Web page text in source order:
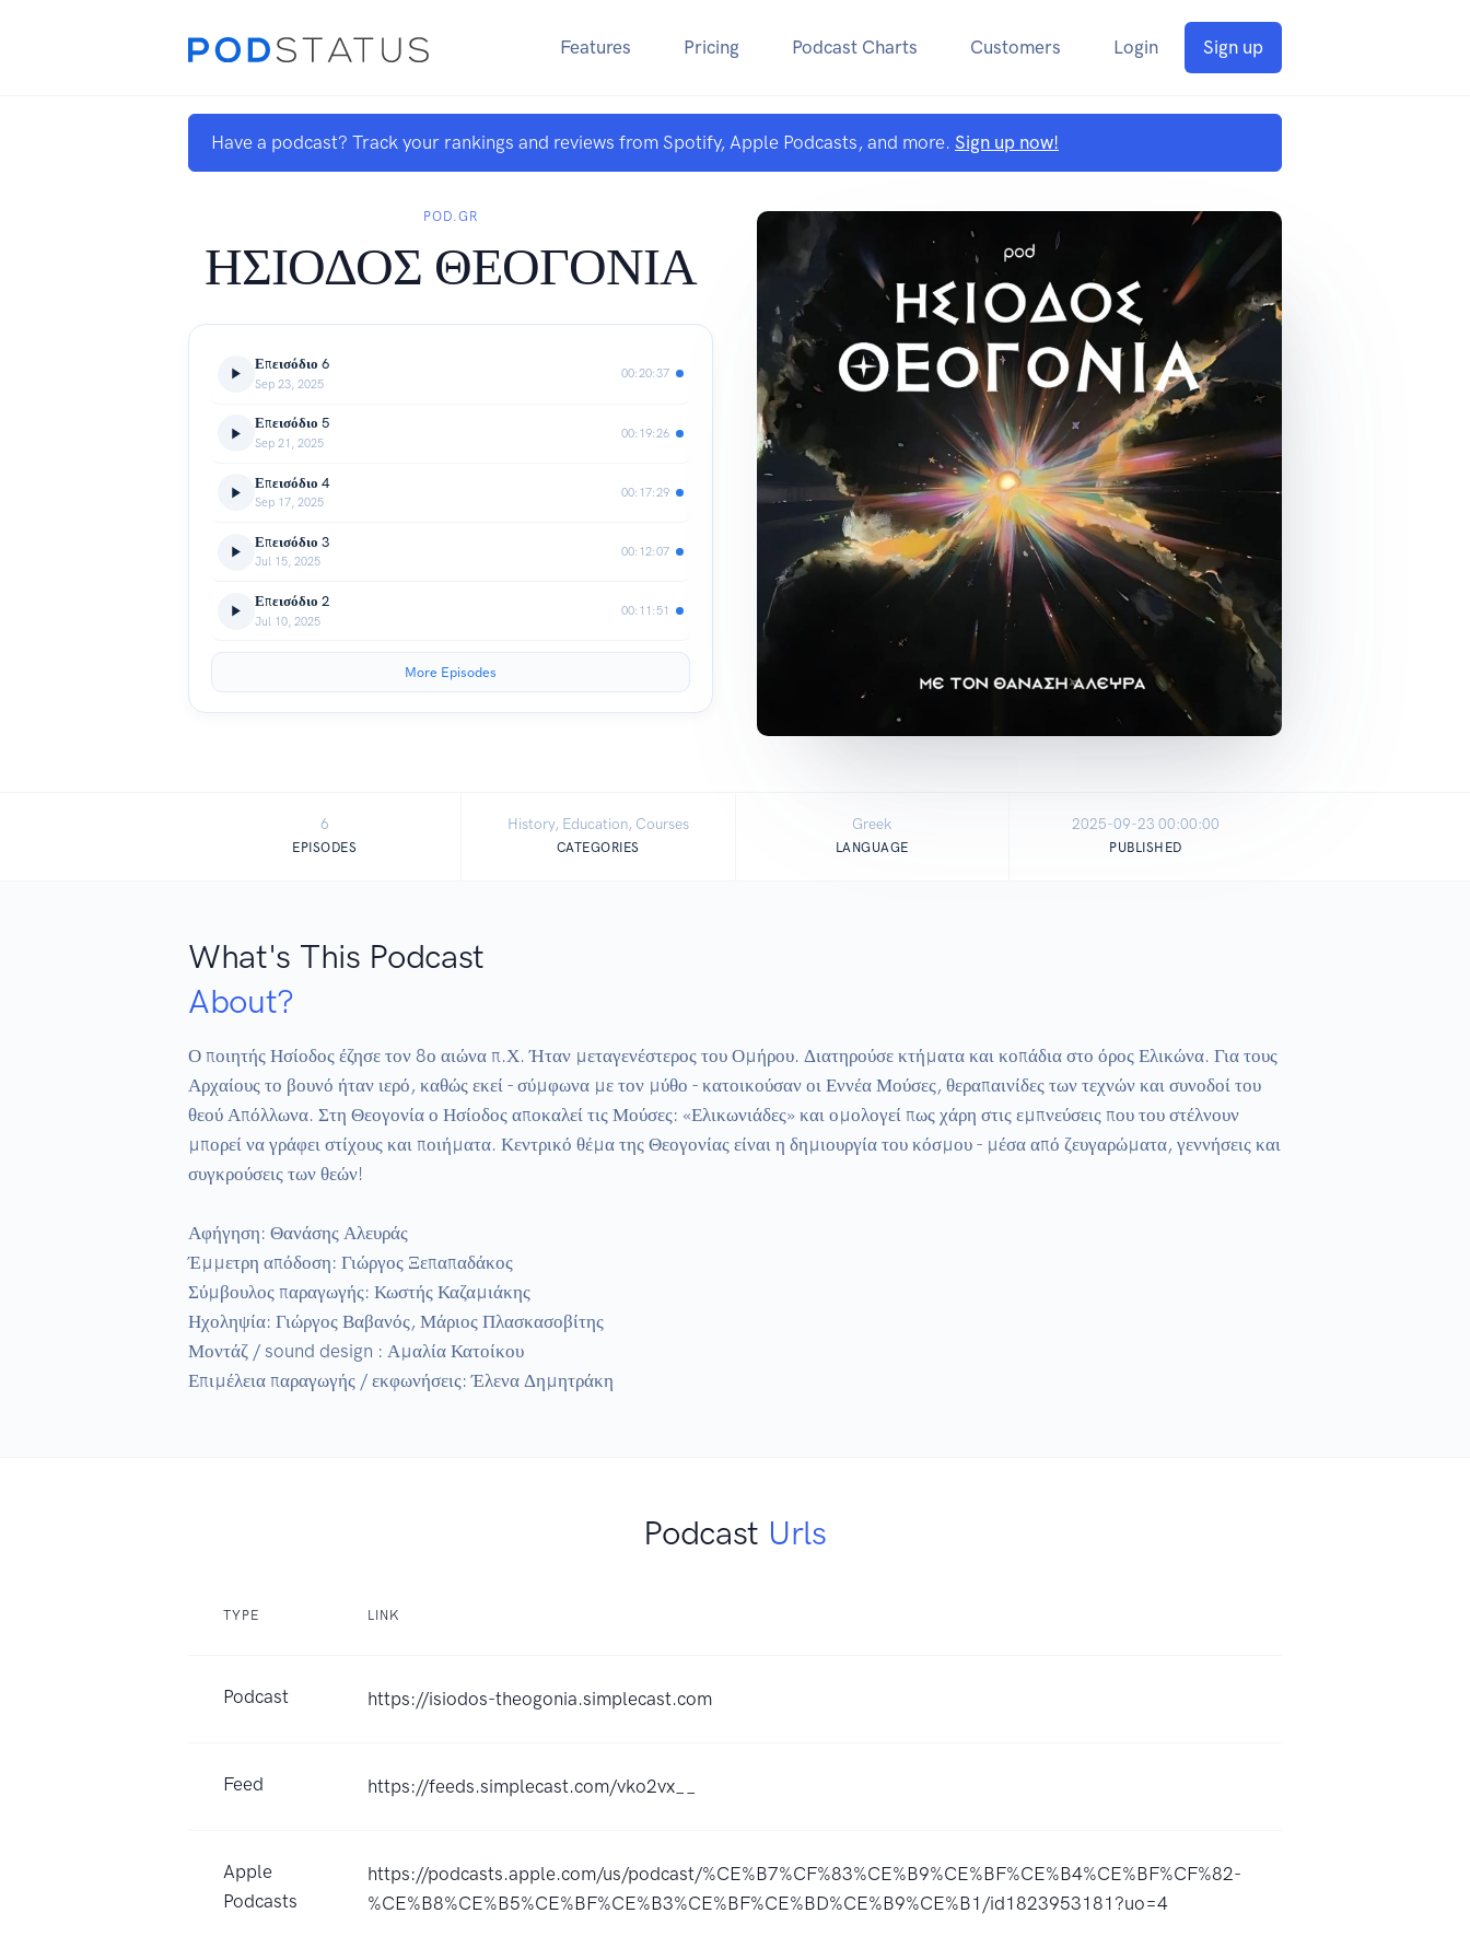
Features Pricing Podcast Charts Customers Login Sign up
Have a podcast? Track your rankings and reviews from Spotify, Apple Podcasts, and more. Sign up now!
POD.GR
ΗΣΙΟΔΟΣ ΘΕΟΓΟΝΙΑ
Επεισόδιο 6
Sep 23, 2025
00:20:37
Επεισόδιο 5
Sep 21, 2025
00:19:26
Επεισόδιο 4
Sep 17, 2025
00:17:29
Επεισόδιο 3
Jul 15, 2025
00:12:07
Επεισόδιο 2
Jul 10, 2025
00:11:51
More Episodes
6
EPISODES
History, Education, Courses
CATEGORIES
Greek
LANGUAGE
2025-09-23 00:00:00
PUBLISHED
What's This Podcast
About?
Ο ποιητής Ησίοδος έζησε τον 8ο αιώνα π.Χ. Ήταν μεταγενέστερος του Ομήρου. Διατηρούσε κτήματα και κοπάδια στο όρος Ελικώνα. Για τους
Αρχαίους το βουνό ήταν ιερό, καθώς εκεί - σύμφωνα με τον μύθο - κατοικούσαν οι Εννέα Μούσες, θεραπαινίδες των τεχνών και συνοδοί του
θεού Απόλλωνα. Στη Θεογονία ο Ησίοδος αποκαλεί τις Μούσες: «Ελικωνιάδες» και ομολογεί πως χάρη στις εμπνεύσεις που του στέλνουν
μπορεί να γράφει στίχους και ποιήματα. Κεντρικό θέμα της Θεογονίας είναι η δημιουργία του κόσμου - μέσα από ζευγαρώματα, γεννήσεις και
συγκρούσεις των θεών!
Αφήγηση: Θανάσης Αλευράς
Έμμετρη απόδοση: Γιώργος Ξεπαπαδάκος
Σύμβουλος παραγωγής: Κωστής Καζαμιάκης
Ηχοληψία: Γιώργος Βαβανός, Μάριος Πλασκασοβίτης
Μοντάζ / sound design : Αμαλία Κατοίκου
Επιμέλεια παραγωγής / εκφωνήσεις: Έλενα Δημητράκη
Podcast Urls
TYPE LINK
Podcast https://isiodos-theogonia.simplecast.com
Feed https://feeds.simplecast.com/vko2vx__
Apple
Podcasts
https://podcasts.apple.com/us/podcast/%CE%B7%CF%83%CE%B9%CE%BF%CE%B4%CE%BF%CF%82-
%CE%B8%CE%B5%CE%BF%CE%B3%CE%BF%CE%BD%CE%B9%CE%B1/id1823953181?uo=4